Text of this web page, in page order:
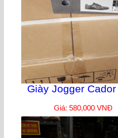
Giày Jogger Cador
Giá: 580,000 VNĐ